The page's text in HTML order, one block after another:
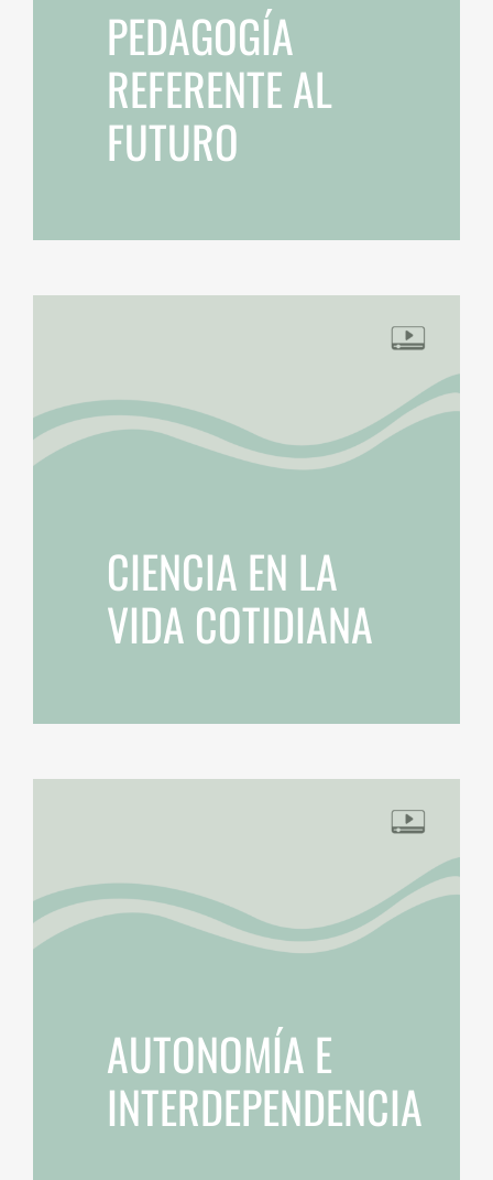
PEDAGOGÍA
REFERENTE AL
FUTURO
CIENCIA EN LA
VIDA COTIDIANA
AUTONOMÍA E
INTERDEPENDENCIA